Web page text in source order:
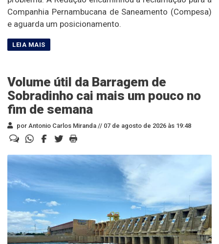
Companhia Pernambucana de Saneamento (Compesa)
e aguarda um posicionamento.
Volume útil da Barragem de
Sobradinho cai mais um pouco no
fim de semana
por Antonio Carlos Miranda // 07 de agosto de 2026 às 19:48